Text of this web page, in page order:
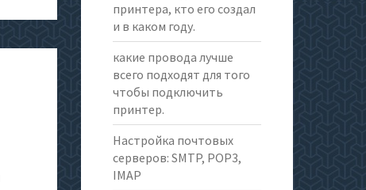
принтера, кто его создал
и в каком году.
какие провода лучше
всего подходят для того
чтобы подключить
принтер.
Настройка почтовых
серверов: SMTP, POP3,
IMAP